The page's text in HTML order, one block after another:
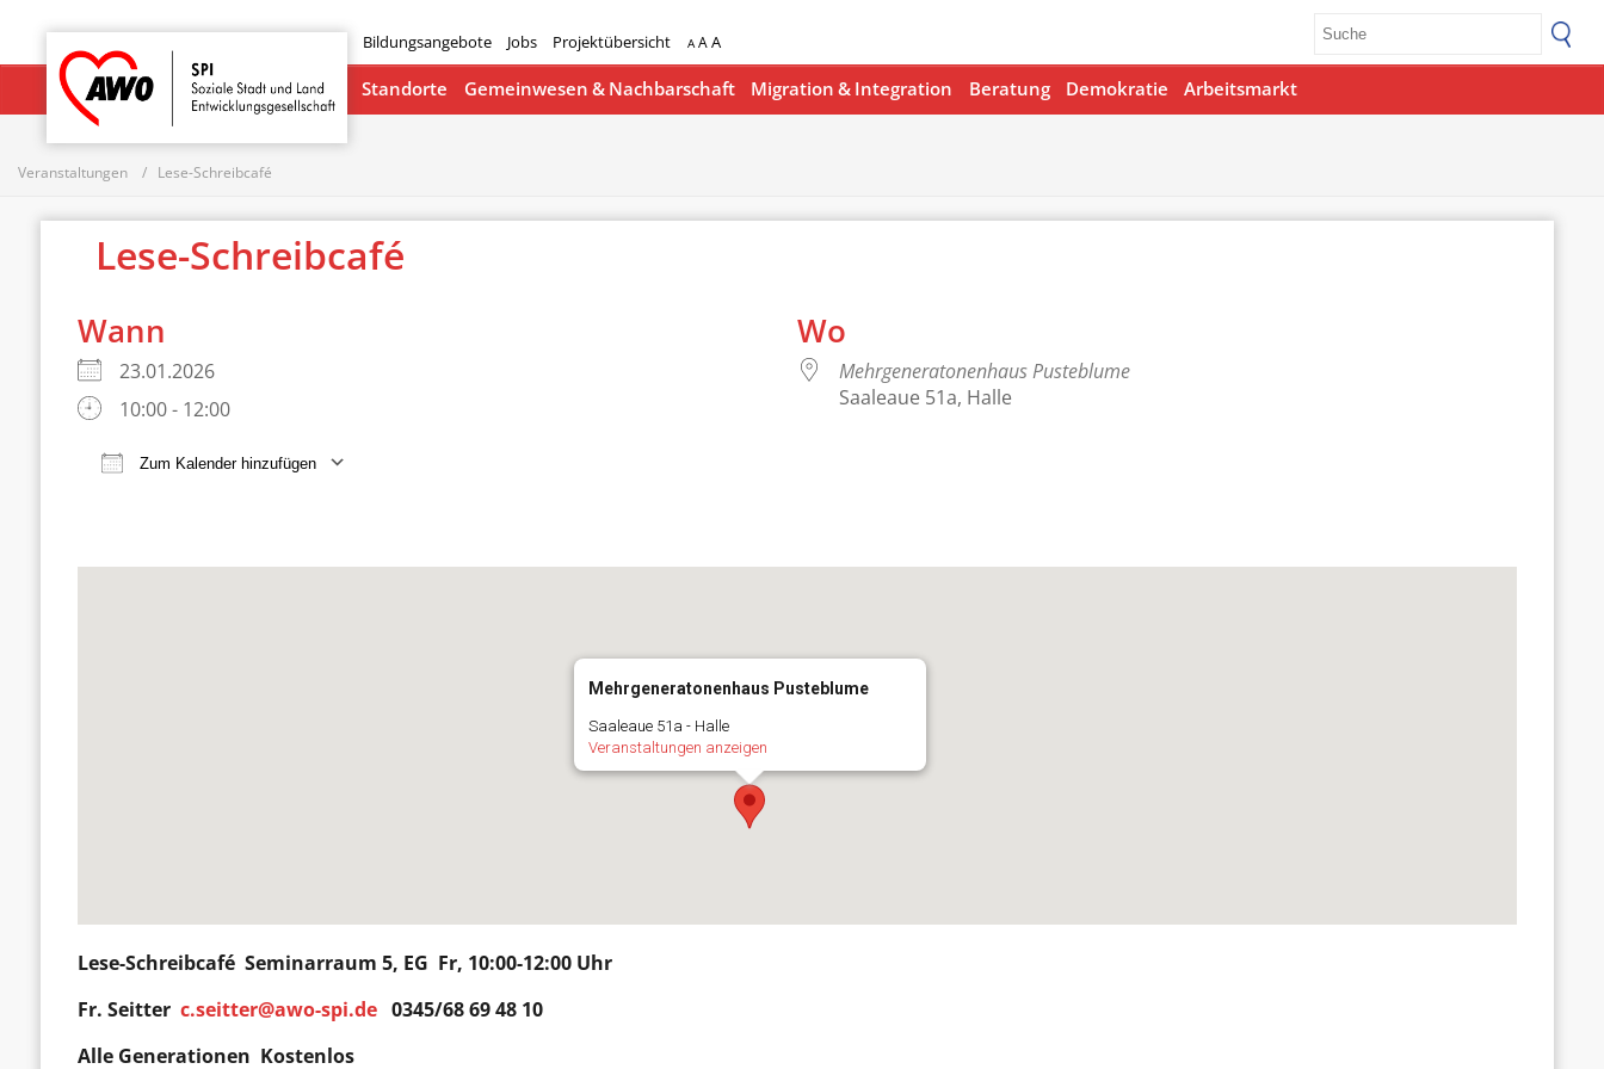
Bildungsangebote Jobs Projektübersicht A AA
Startseite
Standorte Gemeinwesen & Nachbarschaft Migration & Integration Beratung Demokratie Arbeitsmarkt
Veranstaltungen Lese-Schreibcafé
Lese-Schreibcafé
Wann
23.01.2026
10:00 - 12:00
Zum Kalender hinzufügen
Wo
Mehrgeneratonenhaus Pusteblume
Saaleaue 51a, Halle
Mehrgeneratonenhaus Pusteblume
Saaleaue 51a - Halle
Veranstaltungen anzeigen
Lese-SchreibcaféSeminarraum 5, EG Fr, 10:00-12:00 Uhr
Fr.Seitter c.seitter@awo-spi.de 0345/68 69 48 10
Alle Generationen Kostenlos